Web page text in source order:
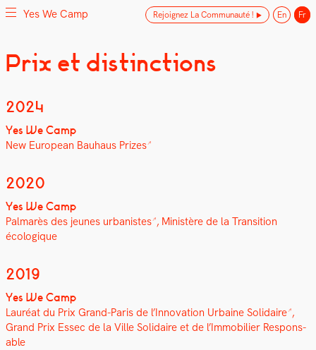
Skip
toYes We Camp
Utilisation inventive des espaces disponibles
Prix et distinctions
2024
Yes We Camp
New Euro­pean Bauhaus Prizes
2020
Yes We Camp
Pal­marès des jeunes urban­istes , Min­istère de la Tran­si­tion
écologique
2019
Yes We Camp
Lau­réat du Prix Grand-Paris de l’In­no­va­tion Urbaine Sol­idaire ,
Grand Prix Essec de la Ville Sol­idaire et de l’Im­mo­bili­er Respon­s­
able
Yes We Camp Rejoignez La Communauté ! En Fr